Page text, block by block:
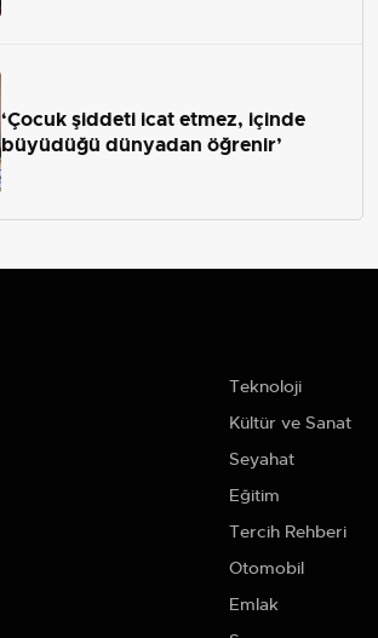
‘Çocuk şiddeti icat etmez, içinde
büyüdüğü dünyadan öğrenir’
Teknoloji
Kültür ve Sanat
Seyahat
Eğitim
Tercih Rehberi
Otomobil
Emlak